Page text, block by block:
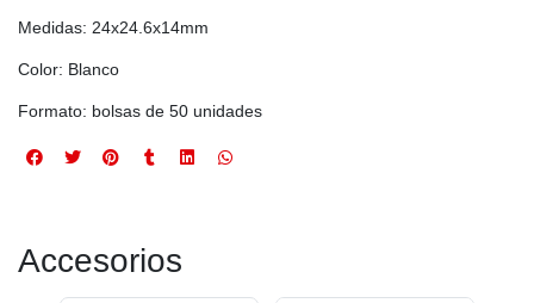
Medidas: 24x24.6x14mm
Color: Blanco
Formato: bolsas de 50 unidades
Accesorios